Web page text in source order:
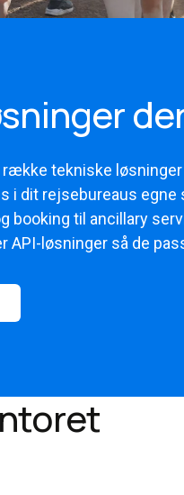
række tekniske
i dit rejsebureaus
booking til ancillary
API-løsninger så de